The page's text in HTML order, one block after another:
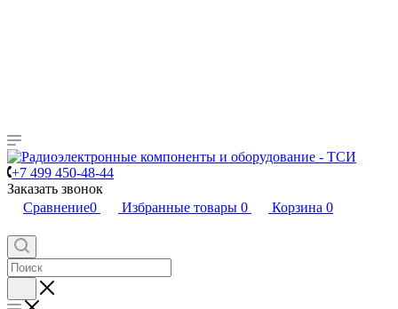
+7 499 450-48-44
Заказать звонок
Сравнение0 Избранные товары 0 Корзина 0